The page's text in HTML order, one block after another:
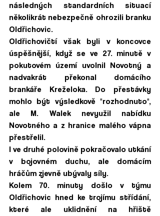
následných standardních situací
několikrát nebezpečně ohrozili branku
Oldřichovic.
Oldřichovičtí však byli v koncovce
úspěšnější, když se ve 27. minutě v
pokutovém území uvolnil Novotný a
nadvakrát překonal domácího
brankáře Kreželoka. Do přestávky
mohlo být výsledkově "rozhodnuto",
ale M. Walek nevyužil nabídku
Novotného a z hranice malého vápna
přestřelil.
I ve druhé polovině pokračovalo utkání
v bojovném duchu, ale domácím
hráčům zjevně ubývaly síly.
Kolem 70. minuty došlo v týmu
Oldřichovic hned ke trojímu střídání,
které ale uklidnění na hřiště